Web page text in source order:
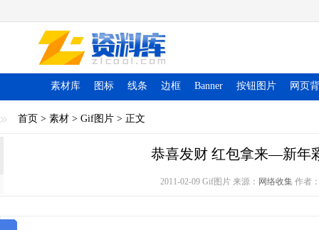
素材库 图标 线条 边框 Banner 按钮图片 网页
首页 > 素材 > Gif图片 > 正文
恭喜发财 红包拿来—新年
2011-02-09 Gif图片 来源： 网络收集作者